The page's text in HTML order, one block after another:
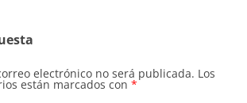
electrónico no será publicada. Los
están marcados con *